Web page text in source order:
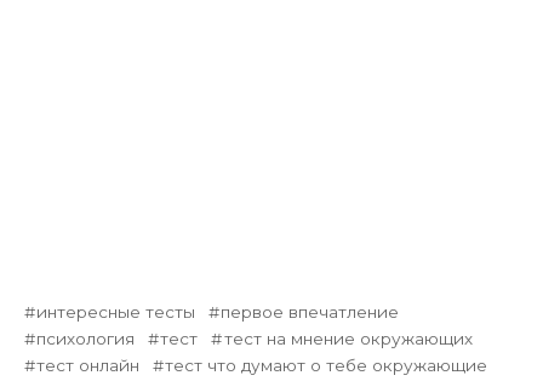
интересные тесты
первое впечатление
психология
тест
тест на мнение окружающих
тест онлайн
тест что думают о тебе окружающие